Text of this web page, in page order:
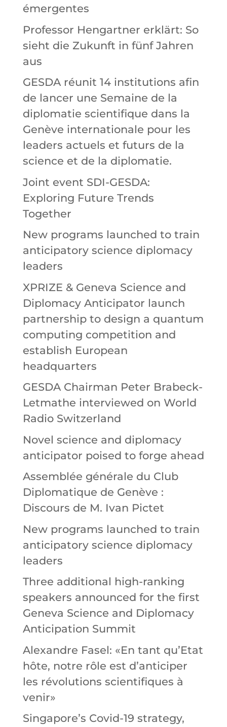
émergentes
Professor Hengartner erklärt: So
sieht die Zukunft in fünf Jahren
aus
GESDA réunit 14 institutions afin
de lancer une Semaine de la
diplomatie scientifique dans la
Genève internationale pour les
leaders actuels et futurs de la
science et de la diplomatie.
Joint event SDI-GESDA:
Exploring Future Trends
Together
New programs launched to train
anticipatory science diplomacy
leaders
XPRIZE & Geneva Science and
Diplomacy Anticipator launch
partnership to design a quantum
computing competition and
establish European
headquarters
GESDA Chairman Peter Brabeck-
Letmathe interviewed on World
Radio Switzerland
Novel science and diplomacy
anticipator poised to forge ahead
Assemblée générale du Club
Diplomatique de Genève :
Discours de M. Ivan Pictet
New programs launched to train
anticipatory science diplomacy
leaders
Three additional high-ranking
speakers announced for the first
Geneva Science and Diplomacy
Anticipation Summit
Alexandre Fasel: «En tant qu’Etat
hôte, notre rôle est d’anticiper
les révolutions scientifiques à
venir»
Singapore’s Covid-19 strategy,